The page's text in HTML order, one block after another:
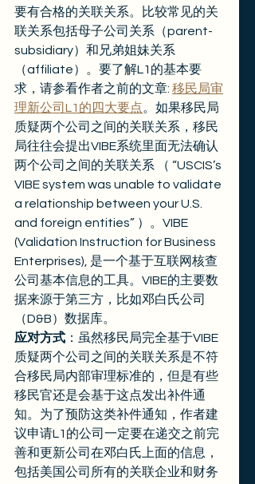
要有合格的关联关系。比较常见的关
联关系包括母子公司关系（parent-
subsidiary）和兄弟姐妹关系
（affiliate）。要了解L1的基本要
求，请参看作者之前的文章: 移民局审
理新公司L1的四大要点。如果移民局
质疑两个公司之间的关联关系，移民
局往往会提出VIBE系统里面无法确认
两个公司之间的关联关系 （ “USCIS’s
VIBE system was unable to validate
a relationship between your U.S.
and foreign entities” ）。VIBE
(Validation Instruction for Business
Enterprises), 是一个基于互联网核查
公司基本信息的工具。VIBE的主要数
据来源于第三方，比如邓白氏公司
（D&B）数据库。
应对方式 ：虽然移民局完全基于VIBE
质疑两个公司之间的关联关系是不符
合移民局内部审理标准的，但是有些
移民官还是会基于这点发出补件通
知。为了预防这类补件通知，作者建
议申请L1的公司一定要在递交之前完
善和更新公司在邓白氏上面的信息，
包括美国公司所有的关联企业和财务